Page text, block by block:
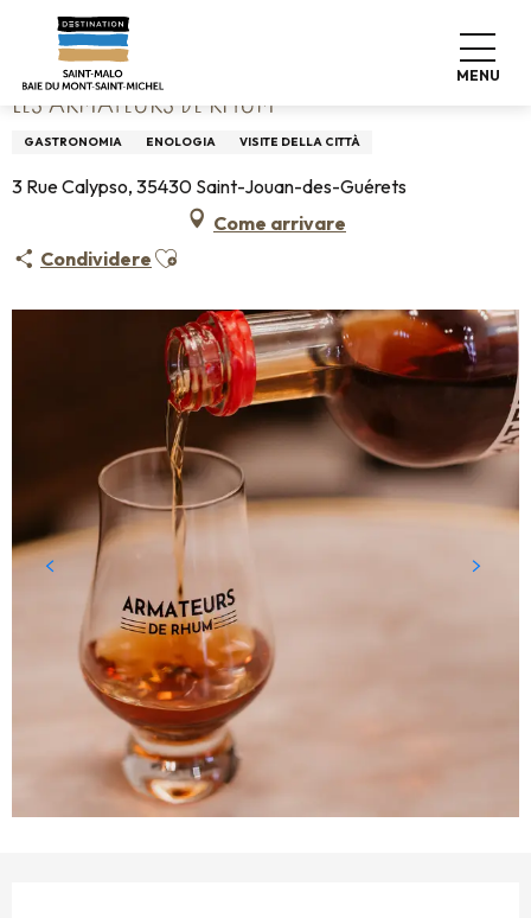
contenu
principal
MENU
Home Les Armateurs de Rhum
LES ARMATEURS DE RHUM
GASTRONOMIA ENOLOGIA VISITE DELLA CITTÀ
3 Rue Calypso, 35430 Saint-Jouan-des-Guérets
Come arrivare
Condividere Ajouter aux favoris